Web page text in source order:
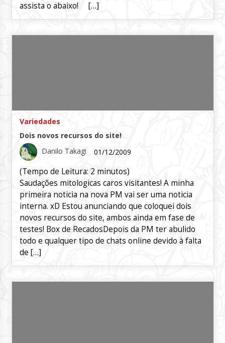
assista o abaixo! […]
Variedades
Dois novos recursos do site!
Danilo Takagi
01/12/2009
(Tempo de Leitura: 2 minutos)
Saudações mitologicas caros visitantes! A minha
primeira noticia na nova PM vai ser uma noticia
interna. xD Estou anunciando que coloquei dois
novos recursos do site, ambos ainda em fase de
testes! Box de RecadosDepois da PM ter abulido
todo e qualquer tipo de chats online devido à falta
de […]